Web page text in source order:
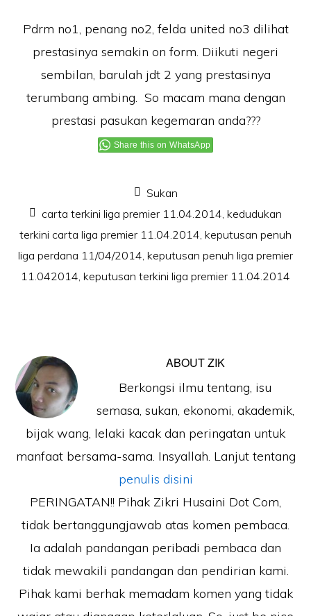
Pdrm no1, penang no2, felda united no3 dilihat
prestasinya semakin on form. Diikuti negeri
sembilan, barulah jdt 2 yang prestasinya
terumbang ambing. So macam mana dengan
prestasi pasukan kegemaran anda???
Share this on WhatsApp
Sukan
carta terkini liga premier 11.04.2014, kedudukan
terkini carta liga premier 11.04.2014, keputusan penuh
liga perdana 11/04/2014, keputusan penuh liga premier
11.042014, keputusan terkini liga premier 11.04.2014
ABOUTZIK
Berkongsi ilmu tentang, isu
semasa, sukan, ekonomi, akademik,
bijak wang, lelaki kacak dan peringatan untuk
manfaat bersama-sama. Insyallah. Lanjut tentang
penulis disini
PERINGATAN!! Pihak Zikri Husaini Dot Com,
tidak bertanggungjawab atas komen pembaca.
Ia adalah pandangan peribadi pembaca dan
tidak mewakili pandangan dan pendirian kami.
Pihak kami berhak memadam komen yang tidak